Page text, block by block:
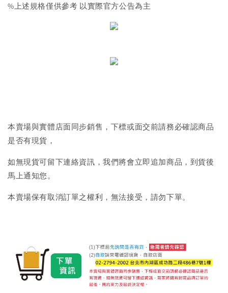
%上述規格僅供參考 以實際官方公告為主
本賣場與實體店面同步銷售，下標或面交前請務必確認商品
是否有現貨，
如無現貨可留下連絡資訊，我們將會立即追加商品，到貨後
馬上通知您。
本賣場保有取消訂單之權利，無法接受，請勿下單。